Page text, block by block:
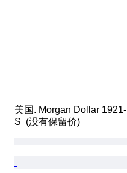
美国. Morgan Dollar 1921-
S  (没有保留价)